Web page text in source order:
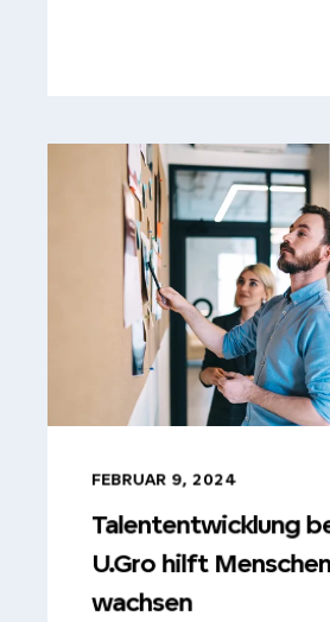
FEBRUAR 9, 2024
Talententwicklung
U.Gro hilft
wachsen